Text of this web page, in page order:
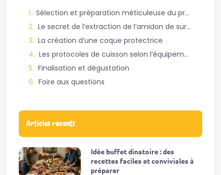
Sélection et préparation méticuleuse du produit brut
Le secret de l’extraction de l’amidon de surface
La création d’une coque protectrice
Les protocoles de cuisson selon l’équipement
Finalisation et dégustation
Foire aux questions
Articles récents
Idée buffet dinatoire : des
recettes faciles et conviviales à
préparer